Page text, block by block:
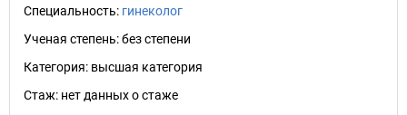
Специальность: гинеколог
Ученая степень:без степени
Категория: высшая категория
Стаж: нет данных о стаже